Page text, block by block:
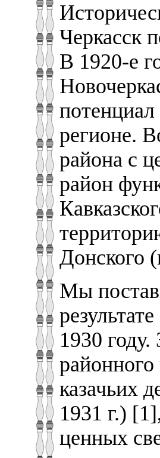
Черкасск
В 1920-е
регионе.
района с
район
Донского
Мы
1930
районного
казачьих
1931 г.)
ценных